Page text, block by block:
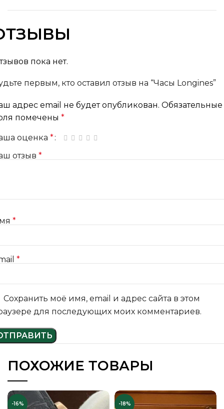
пока нет.
первым, кто оставил отзыв на “Часы Longines”
адрес email не будет опубликован. Обязательные
помечены *
оценка * 1 из 5 звёзд
2 из 5 звёзд
3 из 5 звёзд
4 из 5 звёзд
отзыв *
*
*
Сохранить моё имя, email и адрес сайта в этом
для последующих моих комментариев.
ПОХОЖИЕ ТОВАРЫ
-16% -18%